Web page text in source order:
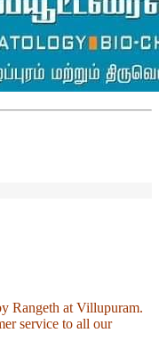
Rangeth at Villupuram.
service to all our